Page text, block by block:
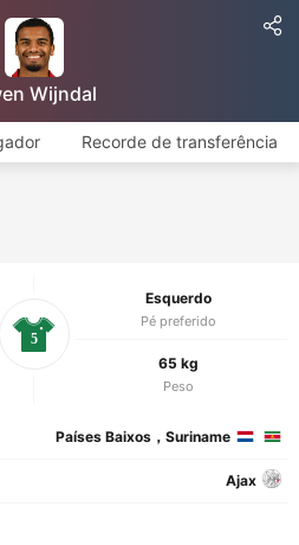
Wijndal
Recorde de transferência
Esquerdo
Pé preferido
65 kg
Peso
5
Países Baixos，Suriname
Ajax